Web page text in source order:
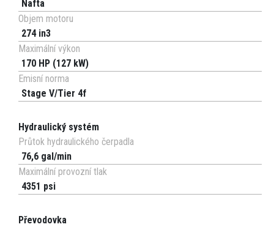
Nafta
Objem motoru
274 in3
Maximální výkon
170 HP (127 kW)
Emisní norma
Stage V/Tier 4f
Hydraulický systém
Průtok hydraulického čerpadla
76,6 gal/min
Maximální provozní tlak
4351 psi
Převodovka